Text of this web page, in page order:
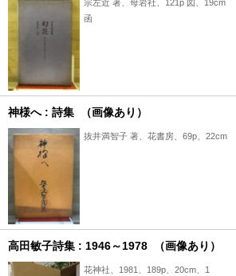
宗左近 著、母岩社、121p 図、19cm
函
神様へ : 詩集 （画像あり）
抜井満智子 著、花書房、69p、22cm
高田敏子詩集 : 1946～1978 （画像あり）
花神社、1981、189p、20cm、1